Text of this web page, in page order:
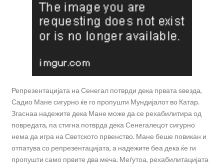
Репрезентацијата на Сенегал потврди дека првата ѕвезда,
Садио Мане сигурно ќе го пропушти Мундијалот во Катар.
Згаснаа надежите дека Мане може да се рехабилитира од
повредата, па стигна потврда дека Сенегалецот сигурно
нема да игра на Светското првенство. Мане беше повикан и
отпатува со репрезентацијата, а надежите беа дека ќе ги
пропушти само првите два меча. Меѓутоа, рехабилитацијата